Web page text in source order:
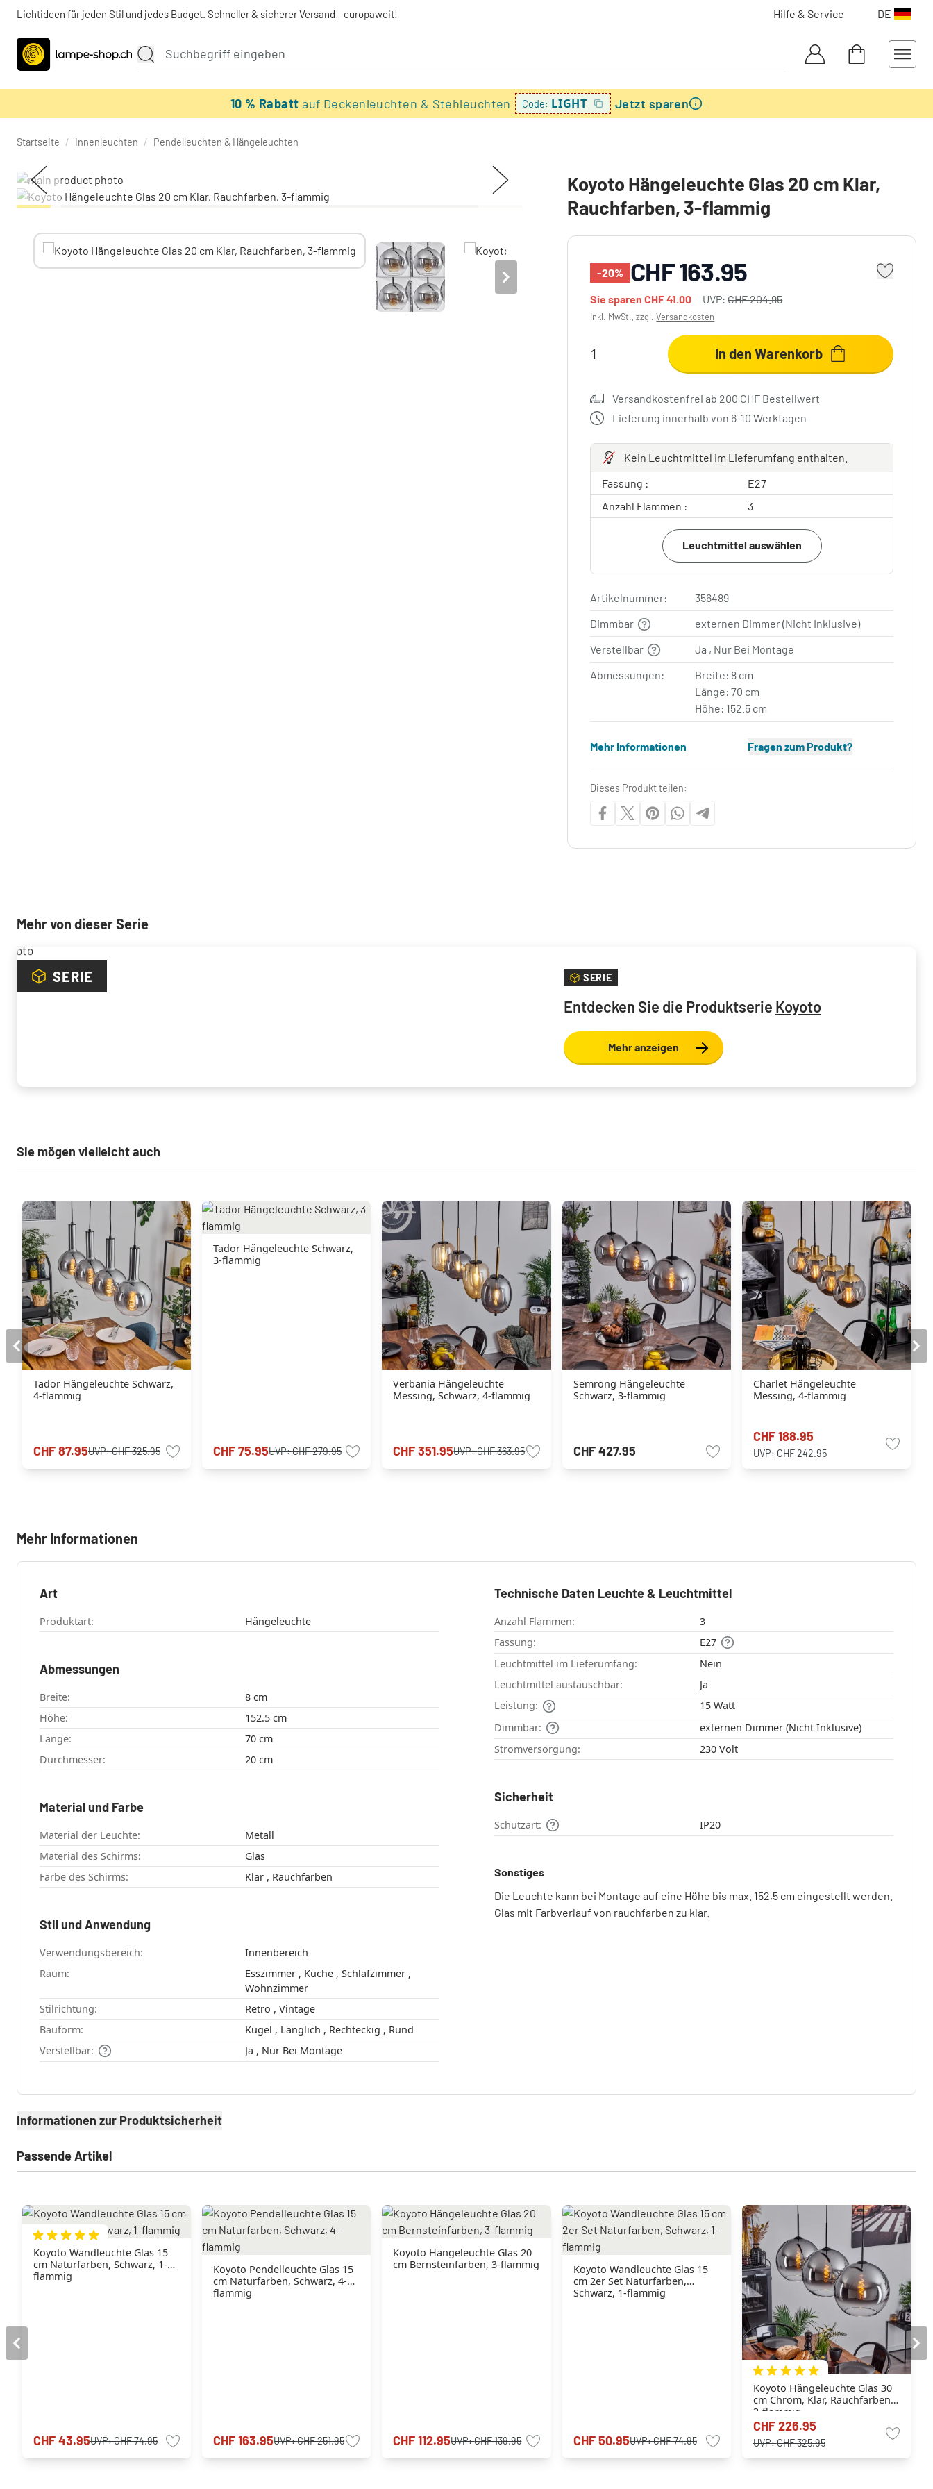
Lichtideen für jeden Stil und jedes Budget. Schneller & sicherer Versand - europaweit! Hilfe & Service DE
10 % Rabattauf Deckenleuchten & Stehleuchten Code: LIGHT Jetzt sparen
Startseite / Innenleuchten / Pendelleuchten & Hängeleuchten
Koyoto Hängeleuchte Glas 20 cm Klar,
Rauchfarben, 3-flammig
-20% CHF 163.95
Sie sparenCHF 41.00 UVP:CHF 204.95
inkl. MwSt., zzgl.Versandkosten
In den Warenkorb
Versandkostenfrei ab 200 CHF Bestellwert
Lieferung innerhalb von 6-10 Werktagen
Kein Leuchtmittel im Lieferumfang enthalten.
Fassung :
E27
Anzahl Flammen :
3
Leuchtmittel auswählen
Artikelnummer:
356489
Dimmbar
externen Dimmer (Nicht Inklusive)
Verstellbar
Ja , Nur Bei Montage
Abmessungen:
Breite: 8 cm
Länge: 70 cm
Höhe: 152.5 cm
Mehr Informationen Fragen zum Produkt?
Dieses Produkt teilen:
Mehr von dieser Serie
SERIE SERIE
Entdecken Sie die Produktserie Koyoto
Mehr anzeigen
Sie mögen vielleicht auch
Tador Hängeleuchte Schwarz,
4-flammig
CHF 87.95UVP:CHF 325.95
Tador Hängeleuchte Schwarz,
3-flammig
CHF 75.95UVP:CHF 279.95
Verbania Hängeleuchte
Messing, Schwarz, 4-flammig
CHF 351.95UVP:CHF 363.95
Semrong Hängeleuchte
Schwarz, 3-flammig
CHF 427.95
Charlet Hängeleuchte
Messing, 4-flammig
CHF 188.95
UVP:CHF 242.95
Mehr Informationen
Art
Produktart: Hängeleuchte
Abmessungen
Breite:
8 cm
Höhe:
152.5 cm
Länge:
70 cm
Durchmesser:
20 cm
Material und Farbe
Material der Leuchte:
Metall
Material des Schirms:
Glas
Farbe des Schirms:
Klar , Rauchfarben
Stil und Anwendung
Verwendungsbereich:
Innenbereich
Raum:
Esszimmer , Küche , Schlafzimmer ,
Wohnzimmer
Stilrichtung:
Retro , Vintage
Bauform:
Kugel , Länglich , Rechteckig , Rund
Verstellbar:
Ja , Nur Bei Montage
Technische Daten Leuchte & Leuchtmittel
Anzahl Flammen:
3
Fassung:
E27
Leuchtmittel im Lieferumfang:
Nein
Leuchtmittel austauschbar:
Ja
Leistung:
15 Watt
Dimmbar:
externen Dimmer (Nicht Inklusive)
Stromversorgung:
230 Volt
Sicherheit
Schutzart: IP20
Sonstiges
Die Leuchte kann bei Montage auf eine Höhe bis max. 152,5 cm eingestellt werden.
Glas mit Farbverlauf von rauchfarben zu klar.
Informationen zur Produktsicherheit
Passende Artikel
Koyoto Wandleuchte Glas 15
cm Naturfarben, Schwarz, 1-
flammig
CHF 43.95UVP:CHF 74.95
Koyoto Pendelleuchte Glas 15
cm Naturfarben, Schwarz, 4-
flammig
CHF 163.95UVP:CHF 251.95
Koyoto Hängeleuchte Glas 20
cm Bernsteinfarben, 3-flammig
CHF 112.95UVP:CHF 139.95
Koyoto Wandleuchte Glas 15
cm 2er Set Naturfarben,
Schwarz, 1-flammig
CHF 50.95UVP:CHF 74.95
Koyoto Hängeleuchte Glas 30
cm Chrom, Klar, Rauchfarben,
3-flammig
CHF 226.95
UVP:CHF 325.95